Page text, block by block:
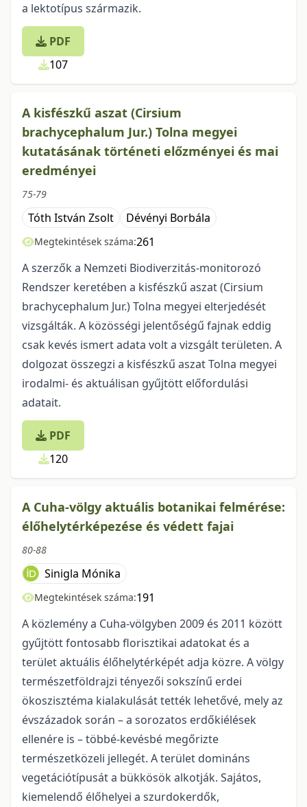
a lektotípus származik.
PDF
107
A kisfészkű aszat (Cirsium
brachycephalum Jur.) Tolna megyei
kutatásának történeti előzményei és mai
eredményei
75-79
Tóth István Zsolt Dévényi Borbála
Megtekintések száma:261
A szerzők a Nemzeti Biodiverzitás-monitorozó
Rendszer keretében a kisfészkű aszat (Cirsium
brachycephalum Jur.) Tolna megyei elterjedését
vizsgálták. A közösségi jelentőségű fajnak eddig
csak kevés ismert adata volt a vizsgált területen. A
dolgozat összegzi a kisfészkű aszat Tolna megyei
irodalmi- és aktuálisan gyűjtött előfordulási
adatait.
PDF
120
A Cuha-völgy aktuális botanikai felmérése:
élőhelytérképezése és védett fajai
80-88
Sinigla Mónika
Megtekintések száma:191
A közlemény a Cuha-völgyben 2009 és 2011 között
gyűjtött fontosabb florisztikai adatokat és a
terület aktuális élőhelytérképét adja közre. A völgy
természetföldrajzi tényezői sokszínű erdei
ökoszisztéma kialakulását tették lehetővé, mely az
évszázadok során – a sorozatos erdőkiélések
ellenére is – többé-kevésbé megőrizte
természetközeli jellegét. A terület domináns
vegetációtípusát a bükkösök alkotják. Sajátos,
kiemelendő élőhelyei a szurdokerdők,